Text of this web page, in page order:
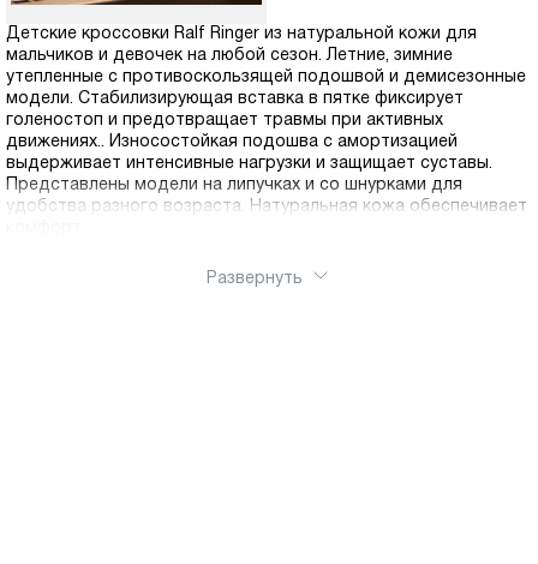
Детские кроссовки Ralf Ringer из натуральной кожи для
мальчиков и девочек на любой сезон. Летние, зимние
утепленные с противоскользящей подошвой и демисезонные
модели. Стабилизирующая вставка в пятке фиксирует
голеностоп и предотвращает травмы при активных
движениях.. Износостойкая подошва с амортизацией
выдерживает интенсивные нагрузки и защищает суставы.
Представлены модели на липучках и со шнурками для
удобства разного возраста. Натуральная кожа обеспечивает
Развернуть